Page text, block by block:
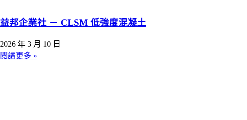
益邦企業社 － CLSM 低強度混凝土
2026 年 3 月 10 日
閱讀更多 »